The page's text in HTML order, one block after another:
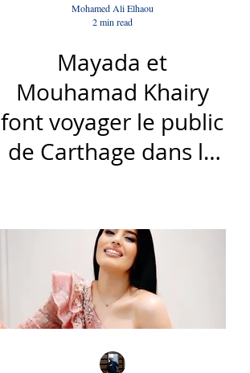
Mayada et
Mouhamad Khairy
font voyager le public
de Carthage dans la
d'antan
Mohamed Ali Elhaou
2 min read